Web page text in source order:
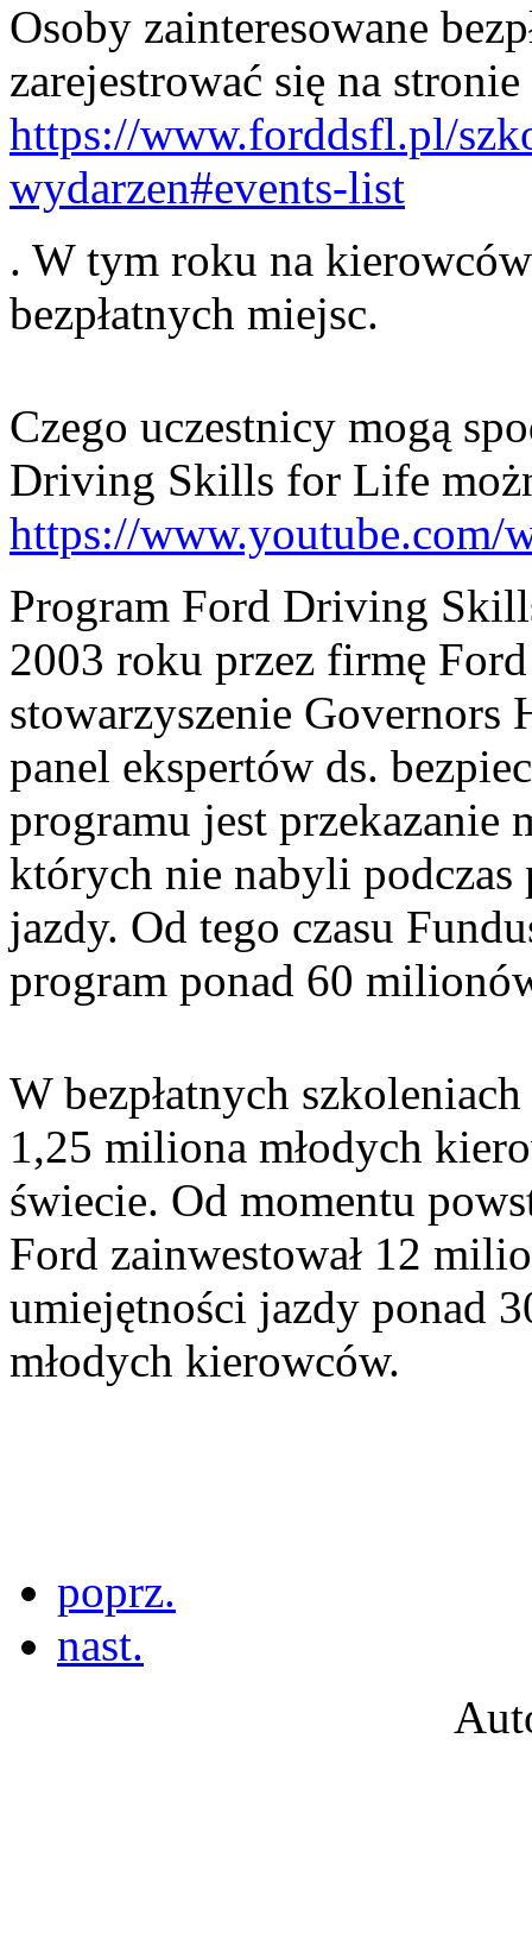
Osoby zainteresowane
zarejestrować się na stronie
https://www.forddsfl.pl/
wydarzen#events-list
. W tym roku na
bezpłatnych miejsc.
Czego uczestnicy mogą
Driving Skills for Life
https://www.youtube.com/
Program Ford Driving
2003 roku przez firmę
stowarzyszenie Governors
panel ekspertów ds.
programu jest przekazanie
których nie nabyli podczas
jazdy. Od tego czasu
program ponad 60
W bezpłatnych
1,25 miliona młodych
świecie. Od momentu
Ford zainwestował 12
umiejętności jazdy ponad
młodych kierowców.
poprz.
nast.